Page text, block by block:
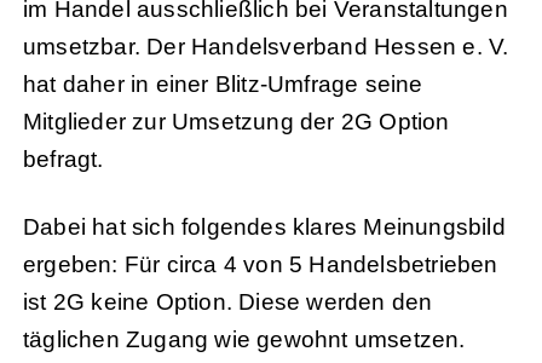
im Handel ausschließlich bei Veranstaltungen
umsetzbar. Der Handelsverband Hessen e. V.
hat daher in einer Blitz-Umfrage seine
Mitglieder zur Umsetzung der 2G Option
befragt.
Dabei hat sich folgendes klares Meinungsbild
ergeben: Für circa 4 von 5 Handelsbetrieben
ist 2G keine Option. Diese werden den
täglichen Zugang wie gewohnt umsetzen.